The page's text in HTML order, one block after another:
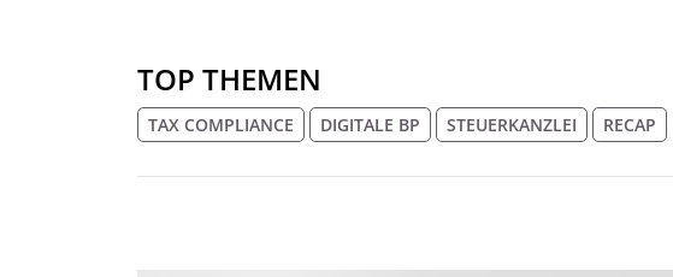
TOP THEMEN
TAX COMPLIANCE DIGITALE BP STEUERKANZLEI RECAP